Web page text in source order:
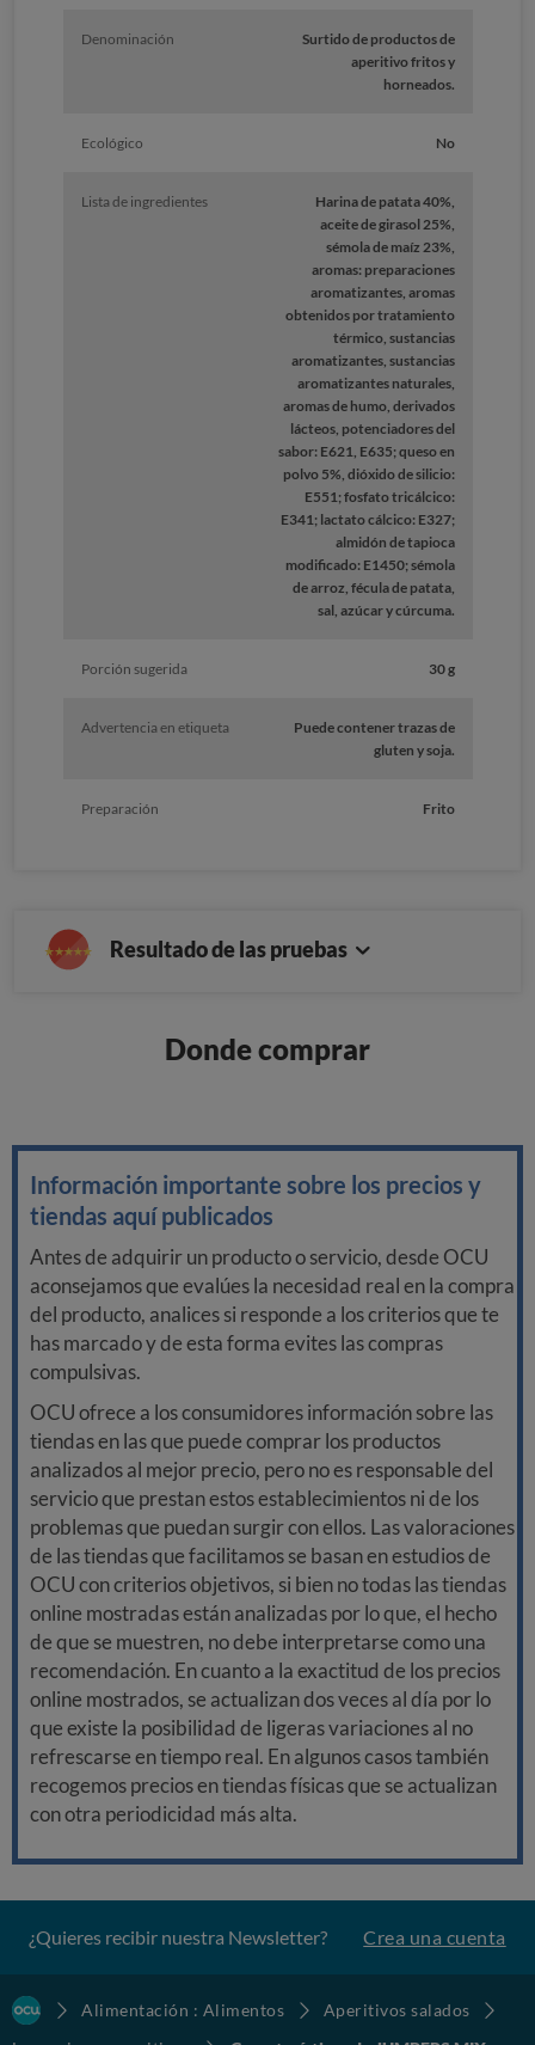
Denominación
Surtido de productos de
aperitivo fritos y
horneados.
Ecológico No
Lista de ingredientes
Harina de patata 40%,
aceite de girasol 25%,
sémola de maíz 23%,
aromas: preparaciones
aromatizantes, aromas
obtenidos por tratamiento
térmico, sustancias
aromatizantes, sustancias
aromatizantes naturales,
aromas de humo, derivados
lácteos, potenciadores del
sabor: E621, E635; queso en
polvo 5%, dióxido de silicio:
E551; fosfato tricálcico:
E341; lactato cálcico: E327;
almidón de tapioca
modificado: E1450; sémola
de arroz, fécula de patata,
sal, azúcar y cúrcuma.
Porción sugerida 30 g
Advertencia en etiqueta
Puede contener trazas de
gluten y soja.
Preparación Frito
Resultado de las pruebas
Donde comprar
Información importante sobre los precios y
tiendas aquí publicados
Antes de adquirir un producto o servicio, desde OCU
aconsejamos que evalúes la necesidad real en la compra
del producto, analices si responde a los criterios que te
has marcado y de esta forma evites las compras
compulsivas.
OCU ofrece a los consumidores información sobre las
tiendas en las que puede comprar los productos
analizados al mejor precio, pero no es responsable del
servicio que prestan estos establecimientos ni de los
problemas que puedan surgir con ellos. Las valoraciones
de las tiendas que facilitamos se basan en estudios de
OCU con criterios objetivos, si bien no todas las tiendas
online mostradas están analizadas por lo que, el hecho
de que se muestren, no debe interpretarse como una
recomendación. En cuanto a la exactitud de los precios
online mostrados, se actualizan dos veces al día por lo
que existe la posibilidad de ligeras variaciones al no
refrescarse en tiempo real. En algunos casos también
recogemos precios en tiendas físicas que se actualizan
con otra periodicidad más alta.
¿Quieres recibir nuestra Newsletter? Crea una cuenta
Alimentación : Alimentos
Aperitivos salados